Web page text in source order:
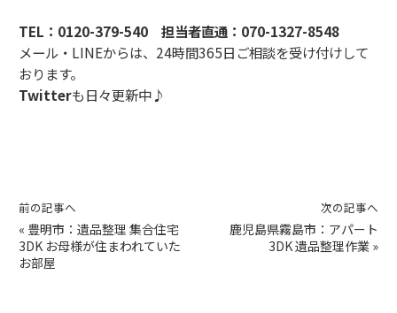
TEL： 0120-379-540 担当者直通： 070-1327-8548
メール・LINEからは、24時間365日ご相談を受け付けして
おります。
Twitterも日々更新中♪
前の記事へ
« 豊明市：遺品整理 集合住宅
3DK お母様が住まわれていた
お部屋
次の記事へ
鹿児島県霧島市：アパート
3DK 遺品整理作業 »